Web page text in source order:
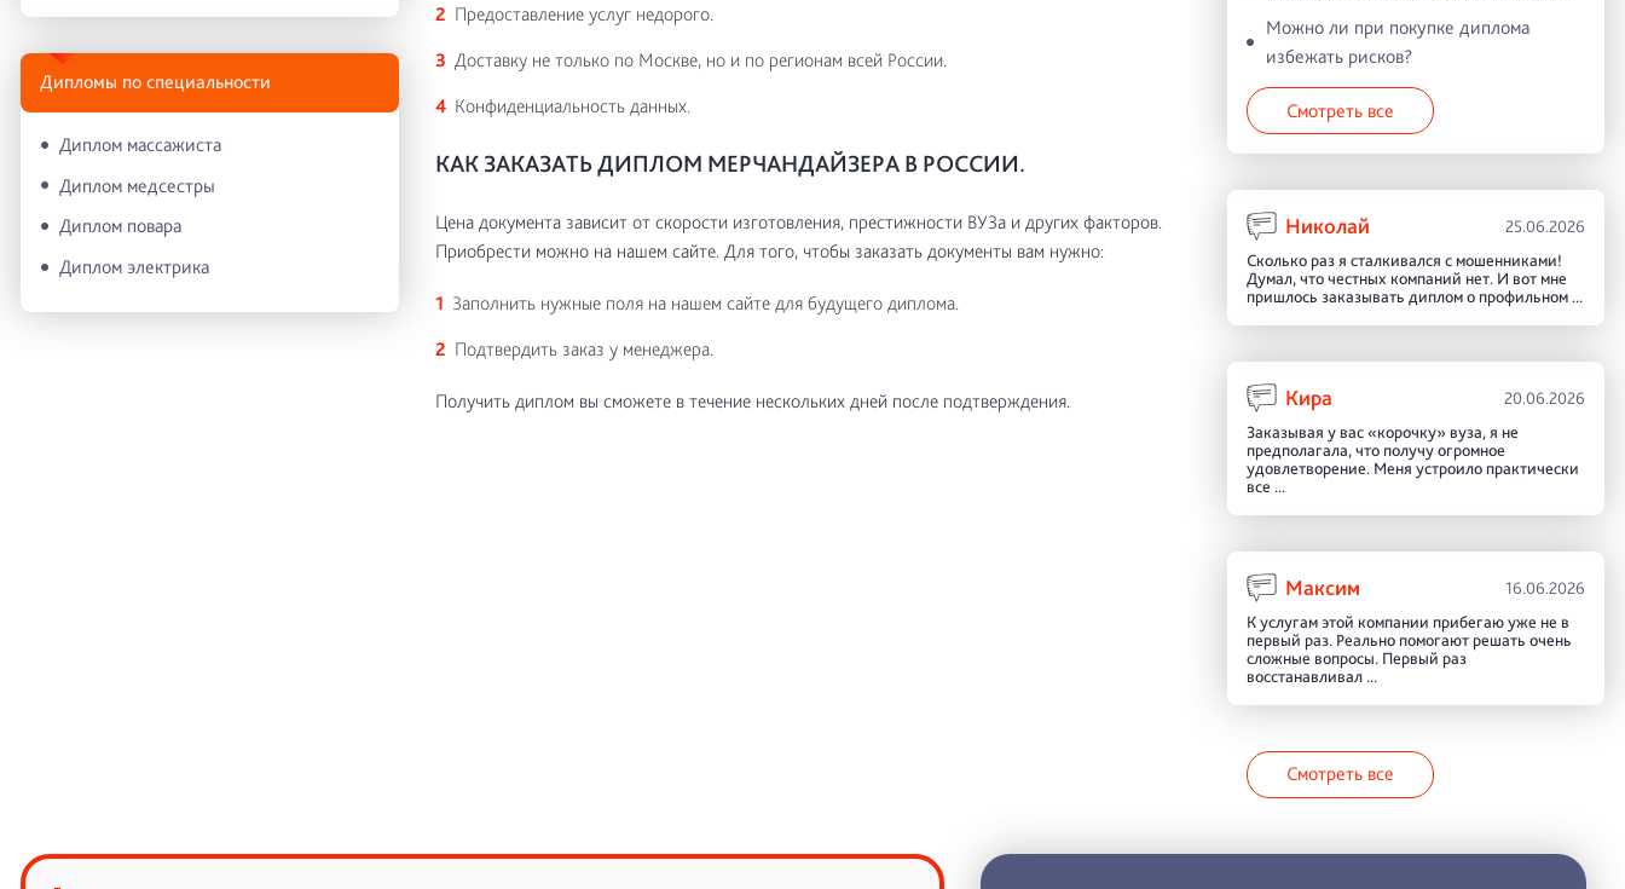
Дипломы по специальности
Диплом массажиста
Диплом медсестры
Диплом повара
Диплом электрика
Предоставление услуг недорого.
Доставку не только по Москве, но и по регионам всей России.
Конфиденциальность данных.
КАК ЗАКАЗАТЬ ДИПЛОМ МЕРЧАНДАЙЗЕРА В РОССИИ.
Цена документа зависит от скорости изготовления, престижности ВУЗа и других факторов.
Приобрести можно на нашем сайте. Для того, чтобы заказать документы вам нужно:
Заполнить нужные поля на нашем сайте для будущего диплома.
Подтвердить заказ у менеджера.
Получить диплом вы сможете в течение нескольких дней после подтверждения.
Можно ли при покупке диплома
избежать рисков?
Смотреть все
Николай 25.06.2026
Сколько раз я сталкивался с мошенниками!
Думал, что честных компаний нет. И вот мне
пришлось заказывать диплом о профильном ...
Кира 20.06.2026
Заказывая у вас «корочку» вуза, я не
предполагала, что получу огромное
удовлетворение. Меня устроило практически
все ...
Максим 16.06.2026
К услугам этой компании прибегаю уже не в
первый раз. Реально помогают решать очень
сложные вопросы. Первый раз
восстанавливал ...
Смотреть все